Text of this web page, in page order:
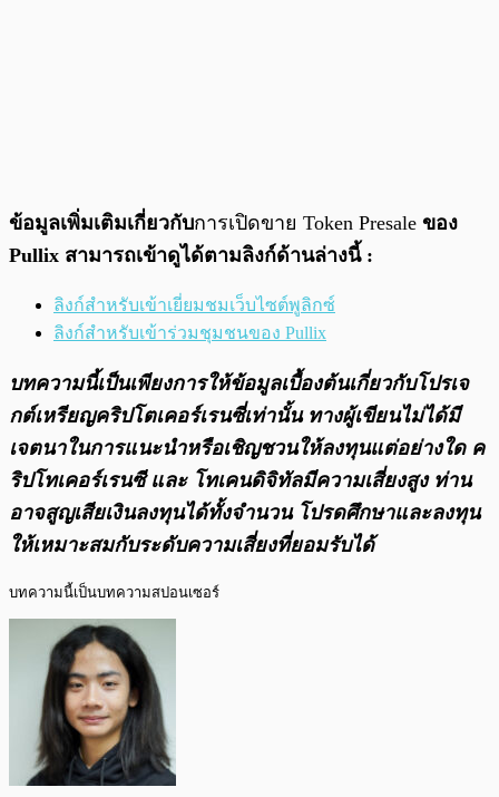
ข้อมูลเพิ่มเติมเกี่ยวกับการเปิดขาย Token Presale ของ
Pullix สามารถเข้าดูได้ตามลิงก์ด้านล่างนี้ :
ลิงก์สำหรับเข้าเยี่ยมชมเว็บไซต์พูลิกซ์
ลิงก์สำหรับเข้าร่วมชุมชนของ Pullix
บทความนี้เป็นเพียงการให้ข้อมูลเบื้องต้นเกี่ยวกับโปรเจ
กต์เหรียญคริปโตเคอร์เรนซี่เท่านั้น ทางผู้เขียนไม่ได้มี
เจตนาในการแนะนำหรือเชิญชวนให้ลงทุนแต่อย่างใด ค
ริปโทเคอร์เรนซี และ โทเคนดิจิทัลมีความเสี่ยงสูง ท่าน
อาจสูญเสียเงินลงทุนได้ทั้งจํานวน โปรดศึกษาและลงทุน
ให้เหมาะสมกับระดับความเสี่ยงที่ยอมรับได้
บทความนี้เป็นบทความสปอนเซอร์